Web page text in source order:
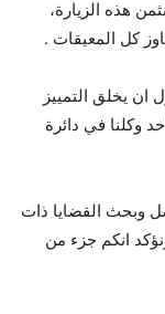
هذه الزيارة،
كل المعيقات .
ان يخلق التمييز
وكلنا في دائرة
وبحث القضايا ذات
انكم جزء من